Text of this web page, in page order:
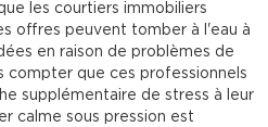
les courtiers immobiliers
offres peuvent tomber à l'eau à
en raison de problèmes de
compter que ces professionnels
supplémentaire de stress à leur
calme sous pression est